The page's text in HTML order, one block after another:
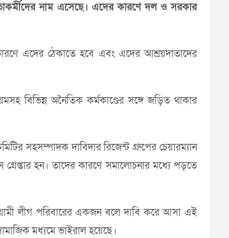
নাম এসেছে। এদের কারণে দল ও সরকার
এদের ঠেকাতে হবে এবং এদের আশ্রয়দাতাদের
বিভিন্ন অনৈতিক কর্মকাণ্ডের সঙ্গে জড়িত থাকার
সহসম্পাদক দাবিদার রিজেন্ট গ্রুপের চেয়ারম্যান
হন। তাদের কারণে সমালোচনার মধ্যে পড়তে
লীগ পরিবারের একজন বলে দাবি করে আসা এই
মধ্যমে ভাইরাল হয়েছে।